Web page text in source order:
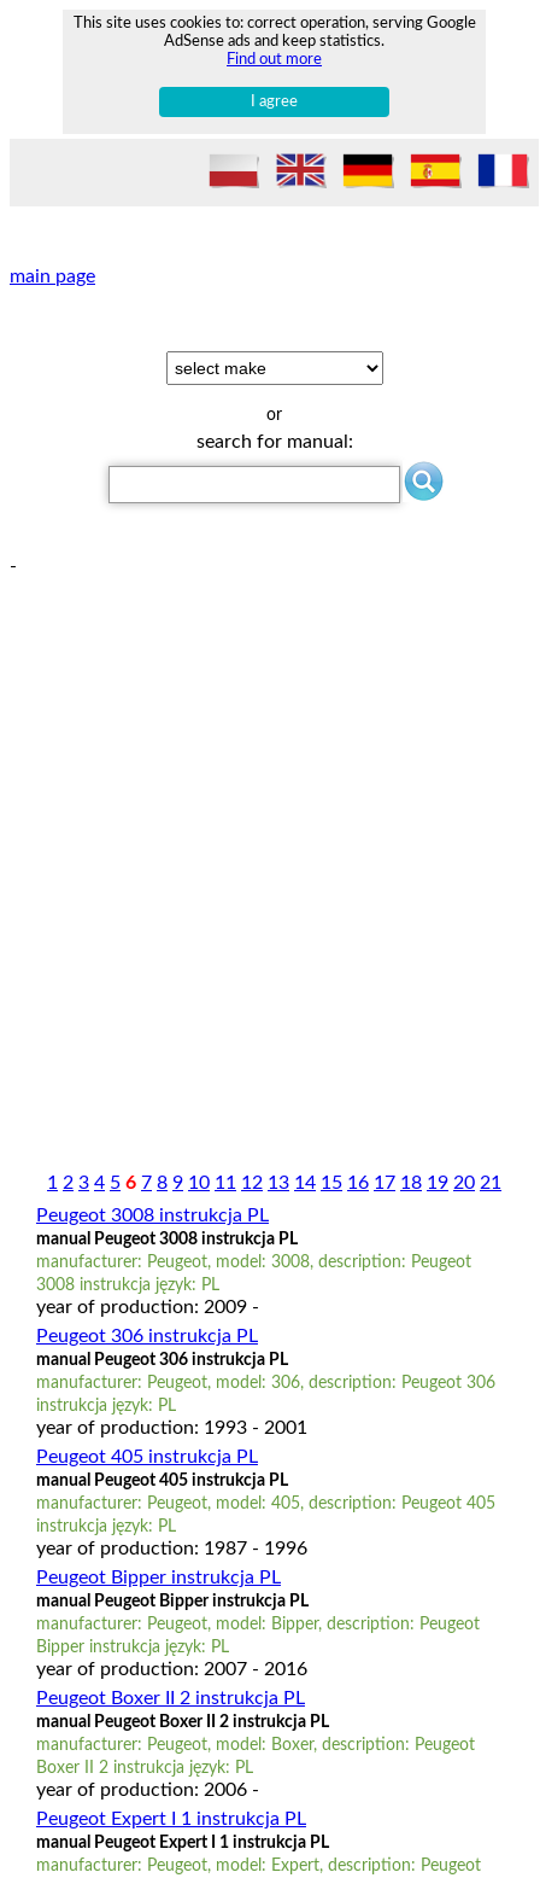
This site uses cookies to: correct operation, serving Google
AdSense ads and keep statistics.
Find out more
I agree
main page
or
search for manual:
-
1 2 3 4 5 6 7 8 9 10 11 12 13 14 15 16 17 18 19 20 21
Peugeot 3008 instrukcja PL
manual Peugeot 3008 instrukcja PL
manufacturer: Peugeot, model: 3008, description: Peugeot
3008 instrukcja język: PL
year of production: 2009 -
Peugeot 306 instrukcja PL
manual Peugeot 306 instrukcja PL
manufacturer: Peugeot, model: 306, description: Peugeot 306
instrukcja język: PL
year of production: 1993 - 2001
Peugeot 405 instrukcja PL
manual Peugeot 405 instrukcja PL
manufacturer: Peugeot, model: 405, description: Peugeot 405
instrukcja język: PL
year of production: 1987 - 1996
Peugeot Bipper instrukcja PL
manual Peugeot Bipper instrukcja PL
manufacturer: Peugeot, model: Bipper, description: Peugeot
Bipper instrukcja język: PL
year of production: 2007 - 2016
Peugeot Boxer II 2 instrukcja PL
manual Peugeot Boxer II 2 instrukcja PL
manufacturer: Peugeot, model: Boxer, description: Peugeot
Boxer II 2 instrukcja język: PL
year of production: 2006 -
Peugeot Expert I 1 instrukcja PL
manual Peugeot Expert I 1 instrukcja PL
manufacturer: Peugeot, model: Expert, description: Peugeot